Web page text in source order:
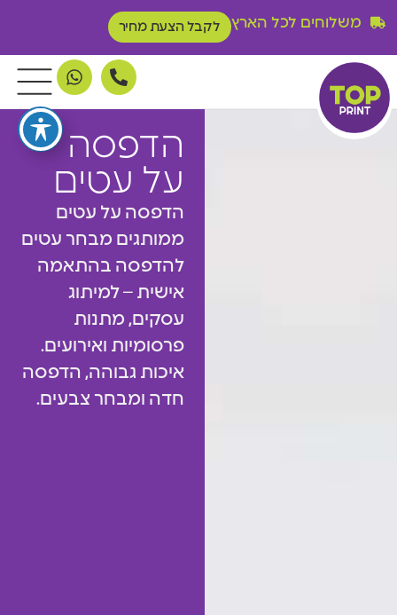
משלוחים לכל הארץ לקבל הצעת מחיר
הדפסה
על עטים
הדפסה על עטים
ממותגים מבחר עטים
להדפסה בהתאמה
אישית – למיתוג
עסקים, מתנות
פרסומיות ואירועים.
איכות גבוהה, הדפסה
חדה ומבחר צבעים.